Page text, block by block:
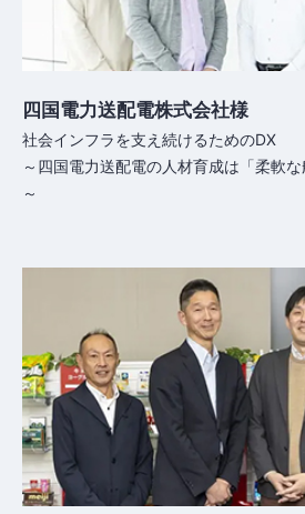
四国電力送配電株式会社様
社会インフラを支え続けるためのDX
～四国電力送配電の人材育成は「柔軟
～